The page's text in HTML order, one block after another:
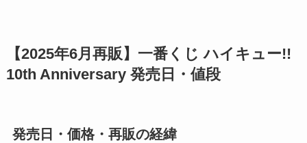
【2025年6月再販】一番くじ ハイキュー!!
10th Anniversary 発売日・値段
発売日・価格・再販の経緯